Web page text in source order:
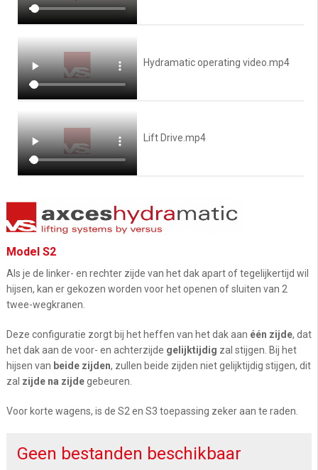
Hydramatic operating video.mp4
Lift Drive.mp4
Model S2
Als je de linker- en rechter zijde van het dak apart of tegelijkertijd wil
hijsen, kan er gekozen worden voor het openen of sluiten van 2
twee-wegkranen.
Deze configuratie zorgt bij het heffen van het dak aan één zijde, dat
het dak aan de voor- en achterzijde gelijktijdig zal stijgen. Bij het
hijsen van beide zijden, zullen beide zijden niet gelijktijdig stijgen, dit
zal zijde na zijdegebeuren.
Voor korte wagens, is de S2 en S3 toepassing zeker aan te raden.
Geen bestanden beschikbaar